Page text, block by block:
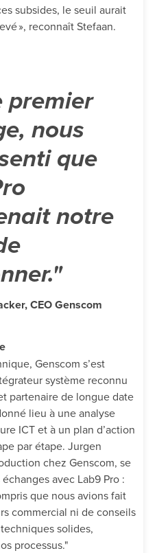
subsides, le seuil aurait
», reconnaît Stefaan.
premier
nous
que
notre
CEO Genscom
Genscom s’est
système reconnu
partenaire de longue date
lieu à une analyse
ICT et à un plan d’action
par étape. Jurgen
chez Genscom, se
avec Lab9 Pro :
que nous avions fait
commercial ni de conseils
solides,
processus."